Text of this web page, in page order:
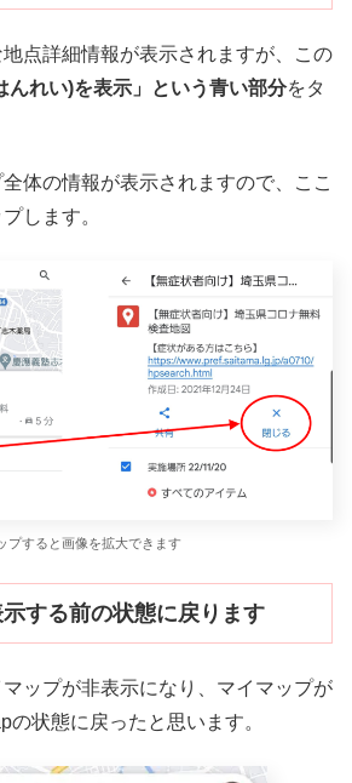
点詳細情報が表示されますが、この
んれい)を表示」という青い部分をタ
体の情報が表示されますので、ここ
します。
プすると画像を拡大できます
する前の状態に戻ります
ップが非表示になり、マイマップが
の状態に戻ったと思います。